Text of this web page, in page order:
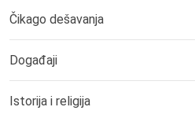
Čikago dešavanja
Događaji
Istorija i religija